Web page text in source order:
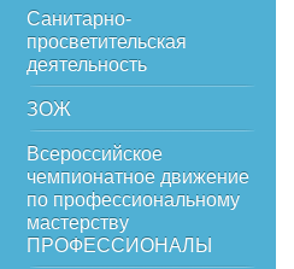
Санитарно-
просветительская
деятельность
ЗОЖ
Всероссийское
чемпионатное движение
по профессиональному
мастерству
ПРОФЕССИОНАЛЫ